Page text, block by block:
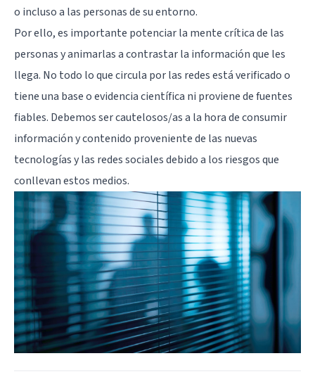
o incluso a las personas de su entorno.
Por ello, es importante potenciar la mente crítica de las
personas y animarlas a contrastar la información que les
llega. No todo lo que circula por las redes está verificado o
tiene una base o evidencia científica ni proviene de fuentes
fiables. Debemos ser cautelosos/as a la hora de consumir
información y contenido proveniente de las nuevas
tecnologías y las redes sociales debido a los riesgos que
conllevan estos medios.